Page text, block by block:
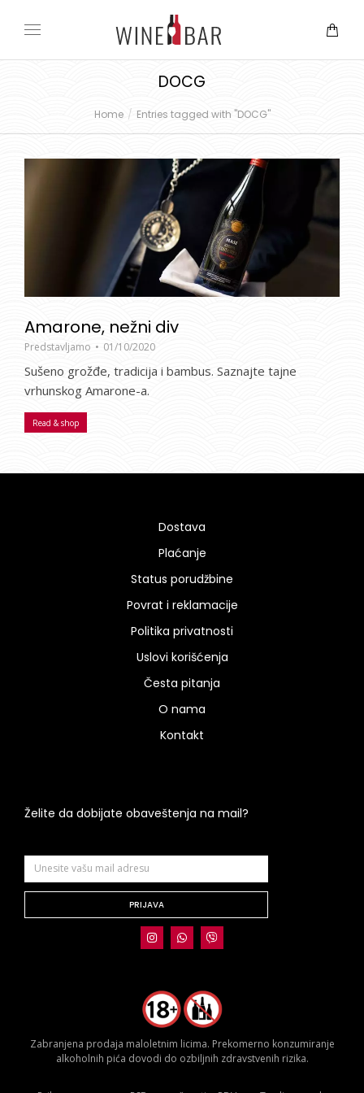
DOCG
You are here:Home Entries tagged with "DOCG"
Amarone, nežni div
Predstavljamo 01/10/2020
Sušeno grožđe, tradicija i bambus. Saznajte tajne
vrhunskog Amarone-a.
Read & shop
Dostava
Plaćanje
Status porudžbine
Povrat i reklamacije
Politika privatnosti
Uslovi korišćenja
Česta pitanja
O nama
Kontakt
Želite da dobijate obaveštenja na mail?
PRIJAVA
Zabranjena prodaja maloletnim licima. Prekomerno konzumiranje
alkoholnih pića dovodi do ozbiljnih zdravstvenih rizika.